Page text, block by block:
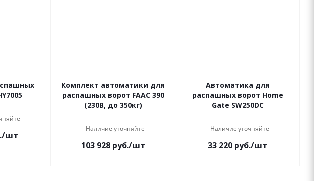
/шт
Комплект автоматики для
распашных ворот FAAC 390
(230В, до 350кг)
Наличие уточняйте
103 928руб./шт
Автоматика для
распашных ворот Home
Gate SW250DC
Наличие уточняйте
33 220 руб./шт